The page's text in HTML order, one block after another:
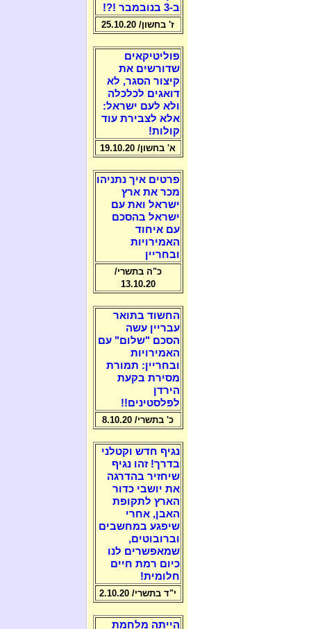
ב-3 בנובמבר !?!
ז' בחשון/ 25.10.20
פוליטיקאים
שדורשים את
קיצור הסגר, לא
דואגים לכלכלה
ולא לעם ישראל:
אלא לצבירת עוד
קולות!
א' בחשון/ 19.10.20
פרטים איך נתניהו
מכר את ארץ
ישראל ואת עם
ישראל בהסכם
עם איחוד
האמירויות
ובחריין
כ"ה בתשרי/
13.10.20
החשוד בתואר
עבריין עשה
הסכם "שלום" עם
האמירויות
ובחריין: תמורת
מסירת בקעת
הירדן
לפלסטינים!!
כ' בתשרי/ 8.10.20
נגיף חדש וקטלני
בדרך! זהו נגיף
שיחזיר בהדרגה
את יושבי כדור
הארץ לתקופת
האבן, אחרי
שיפגע במחשבים
וברובוטים,
שמאפשרים לנו
כיום רמת חיים
חלומית!
י"ד בתשרי/ 2.10.20
הייתה מלחמת